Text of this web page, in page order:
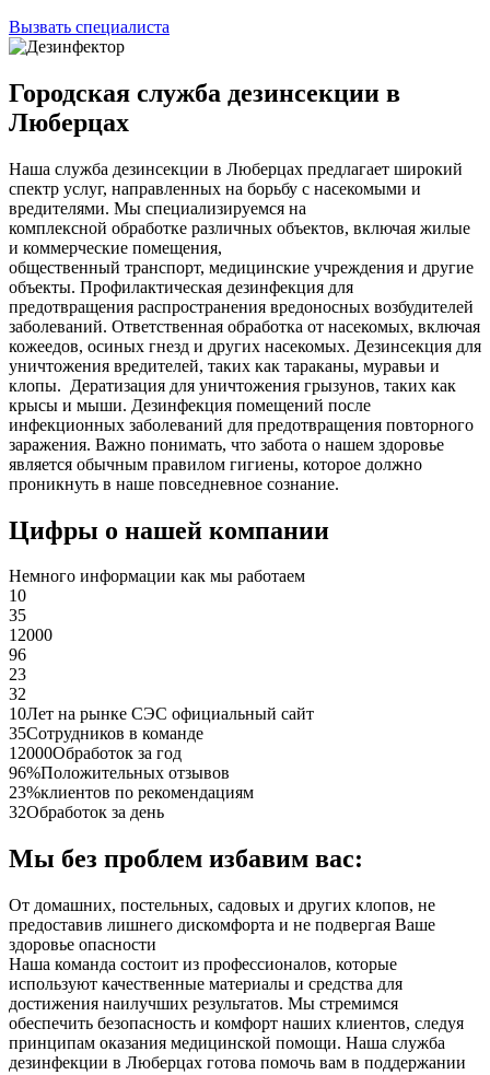
Вызвать специалиста
Городская служба дезинсекции в
Люберцах
Наша служба дезинсекции в Люберцах предлагает широкий
спектр услуг, направленных на борьбу с насекомыми и
вредителями. Мы специализируемся на
комплексной обработке различных объектов, включая жилые
и коммерческие помещения,
общественный транспорт, медицинские учреждения и другие
объекты. Профилактическая дезинфекция для
предотвращения распространения вредоносных возбудителей
заболеваний. Ответственная обработка от насекомых, включая
кожеедов, осиных гнезд и других насекомых. Дезинсекция для
уничтожения вредителей, таких как тараканы, муравьи и
клопы. Дератизация для уничтожения грызунов, таких как
крысы и мыши. Дезинфекция помещений после
инфекционных заболеваний для предотвращения повторного
заражения. Важно понимать, что забота о нашем здоровье
является обычным правилом гигиены, которое должно
проникнуть в наше повседневное сознание.
Цифры о нашей компании
Немного информации как мы работаем
10
35
12000
96
23
32
10Лет на рынке СЭС официальный сайт
35Сотрудников в команде
12000Обработок за год
96%Положительных отзывов
23%клиентов по рекомендациям
32Обработок за день
Мы без проблем избавим вас:
От домашних, постельных, садовых и других клопов, не
предоставив лишнего дискомфорта и не подвергая Ваше
здоровье опасности
Наша команда состоит из профессионалов, которые
используют качественные материалы и средства для
достижения наилучших результатов. Мы стремимся
обеспечить безопасность и комфорт наших клиентов, следуя
принципам оказания медицинской помощи. Наша служба
дезинфекции в Люберцах готова помочь вам в поддержании